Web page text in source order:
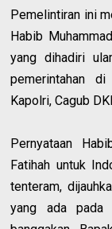
Pemelintiran ini
Habib
yang dihadiri
pemerintahan
Kapolri, Cagub
Pernyataan
Fatihah untuk
tenteram,
yang ada pada